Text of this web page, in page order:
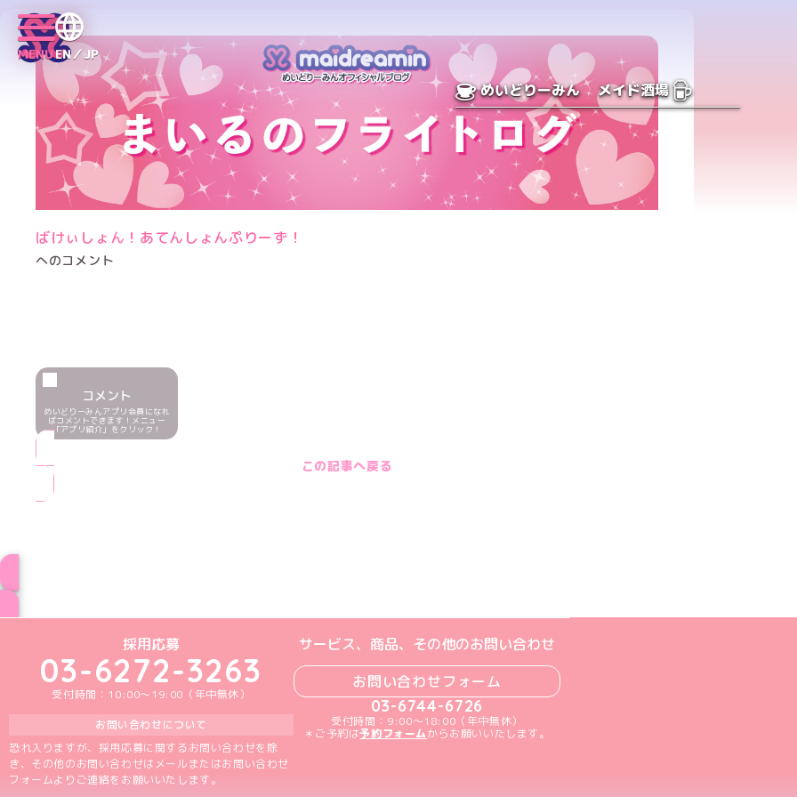
MENUEN／JP
めいどりーみん メイド酒場
ばけぃしょん！あてんしょんぷりーず！
へのコメント
コメント
めいどりーみんアプリ会員になれ
ばコメントできます！メニュー
「アプリ紹介」をクリック！
この記事へ戻る
めいどりーみんTikTok公式アカウント
めいどりーみんX公式アカウント
めいどりーみんInstagram公式アカウント
めいどりーみんFacebook公式アカウント
めいどりーみんYouTube公式アカウント
採用応募
03-6272-3263
受付時間：10:00～19:00（年中無休）
お問い合わせについて
恐れ入りますが、採用応募に関するお問い合わせを除
き、その他のお問い合わせはメールまたはお問い合わせ
フォームよりご連絡をお願いいたします。
サービス、商品、その他のお問い合わせ
お問い合わせフォーム
03-6744-6726
受付時間：9:00～18:00（年中無休）
＊ご予約は予約フォームからお願いいたします。